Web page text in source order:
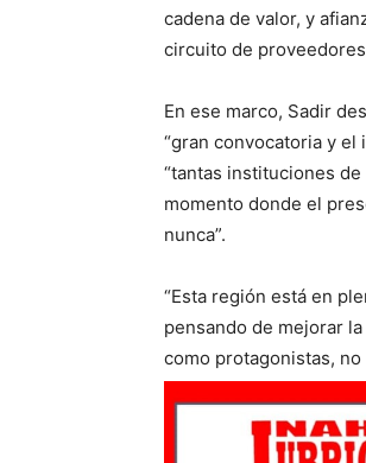
cadena de valor, y
circuito de
En ese marco, Sadir
“gran convocatoria y el
“tantas instituciones
momento donde el
nunca”.
“Esta región está en
pensando de mejorar
como protagonistas,